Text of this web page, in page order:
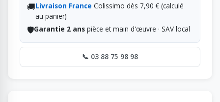
🚚Livraison France Colissimo dès 7,90 € (calculé
au panier)
🛡️Garantie 2 anspièce et main d'œuvre · SAV local
📞 03 88 75 98 98